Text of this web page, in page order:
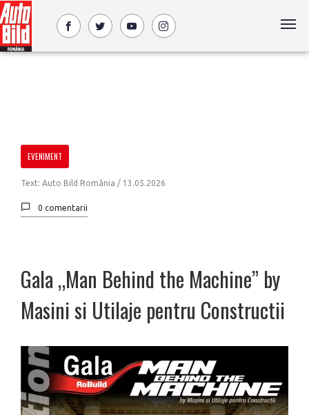
EVENIMENT
Text: Auto Bild România / 13.05.2026
0 comentarii
Gala „Man Behind the Machine” by
Masini si Utilaje pentru Constructii